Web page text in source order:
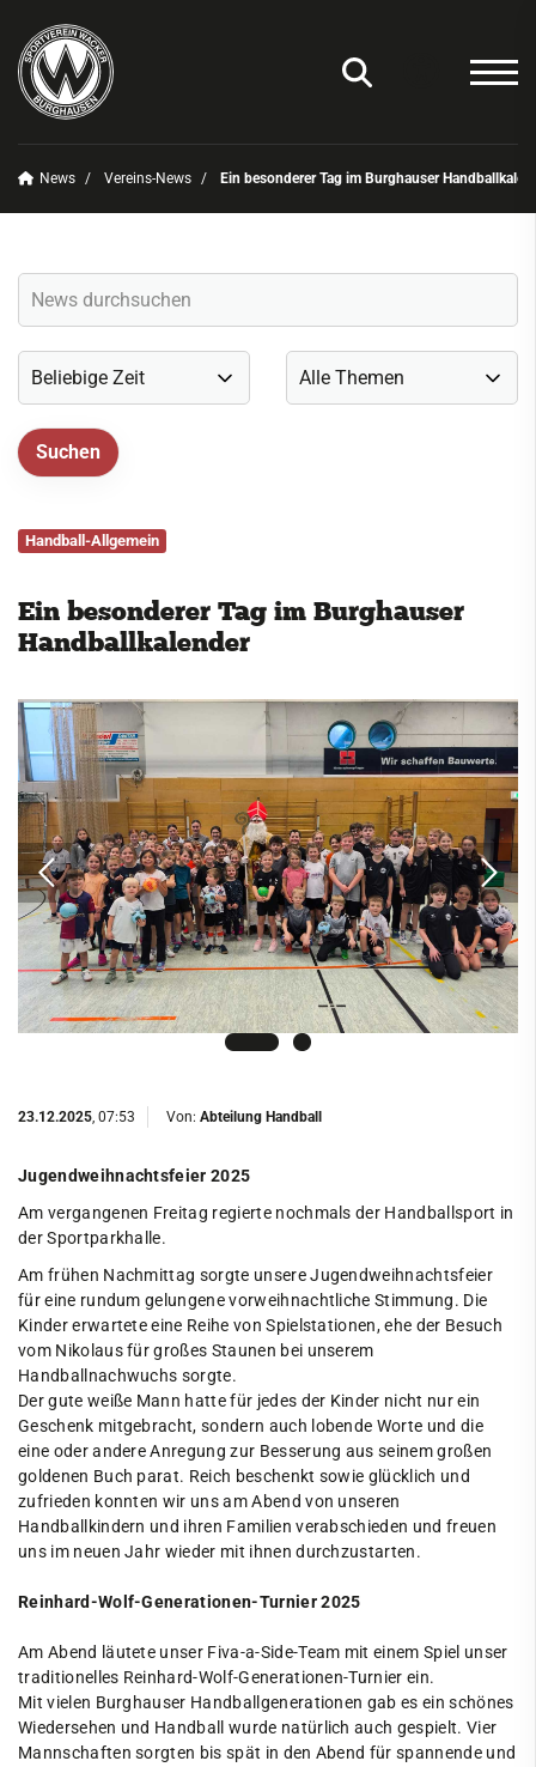
News Vereins-News Ein besonderer Tag im Burghauser
Handball-Allgemein
Ein besonderer Tag im Burghauser
Handballkalender
23.12.2025, 07:53 Von: Abteilung Handball
Jugendweihnachtsfeier 2025
Am vergangenen Freitag regierte nochmals der Handballsport in
der Sportparkhalle.
Am frühen Nachmittag sorgte unsere Jugendweihnachtsfeier
für eine rundum gelungene vorweihnachtliche Stimmung. Die
Kinder erwartete eine Reihe von Spielstationen, ehe der Besuch
vom Nikolaus für großes Staunen bei unserem
Handballnachwuchs sorgte.
Der gute weiße Mann hatte für jedes der Kinder nicht nur ein
Geschenk mitgebracht, sondern auch lobende Worte und die
eine oder andere Anregung zur Besserung aus seinem großen
goldenen Buch parat. Reich beschenkt sowie glücklich und
zufrieden konnten wir uns am Abend von unseren
Handballkindern und ihren Familien verabschieden und freuen
uns im neuen Jahr wieder mit ihnen durchzustarten.
Reinhard-Wolf-Generationen-Turnier 2025
Am Abend läutete unser Fiva-a-Side-Team mit einem Spiel unser
traditionelles Reinhard-Wolf-Generationen-Turnier ein.
Mit vielen Burghauser Handballgenerationen gab es ein schönes
Wiedersehen und Handball wurde natürlich auch gespielt. Vier
Mannschaften sorgten bis spät in den Abend für spannende und
Vereins-News
Vereins-App/Vereinszeitung
Onlineshop
Sportdeutschland-News
Kontakt